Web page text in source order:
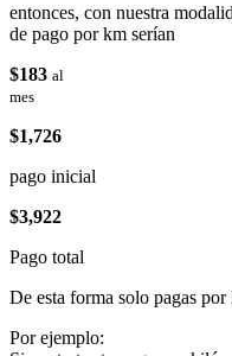
entonces, con nuestra
de pago por km serían
$183 al
mes
$1,726
pago inicial
$3,922
Pago total
De esta forma solo pagas
Por ejemplo: